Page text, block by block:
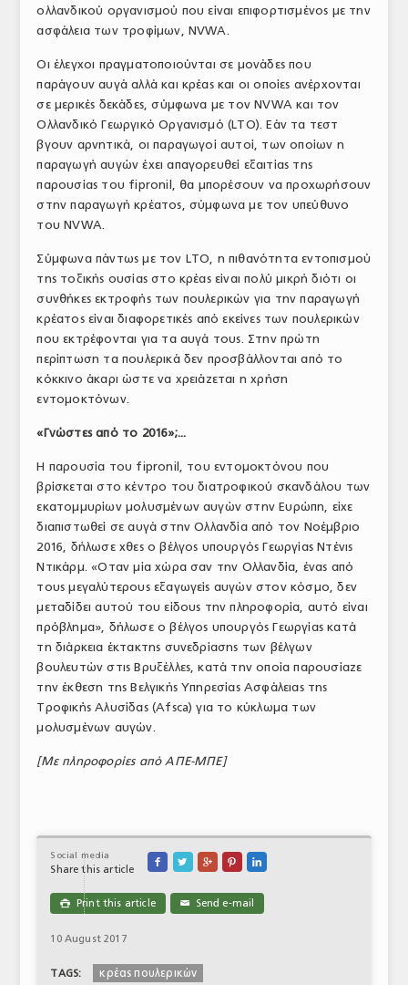
ολλανδικού οργανισμού που είναι επιφορτισμένος με την
ασφάλεια των τροφίμων, NVWA.
Οι έλεγχοι πραγματοποιούνται σε μονάδες που
παράγουν αυγά αλλά και κρέας και οι οποίες ανέρχονται
σε μερικές δεκάδες, σύμφωνα με τον NVWA και τον
Ολλανδικό Γεωργικό Οργανισμό (LTO). Εάν τα τεστ
βγουν αρνητικά, οι παραγωγοί αυτοί, των οποίων η
παραγωγή αυγών έχει απαγορευθεί εξαιτίας της
παρουσίας του fipronil, θα μπορέσουν να προχωρήσουν
στην παραγωγή κρέατος, σύμφωνα με τον υπεύθυνο
του NVWA.
Σύμφωνα πάντως με τον LTO, η πιθανότητα εντοπισμού
της τοξικής ουσίας στο κρέας είναι πολύ μικρή διότι οι
συνθήκες εκτροφής των πουλερικών για την παραγωγή
κρέατος είναι διαφορετικές από εκείνες των πουλερικών
που εκτρέφονται για τα αυγά τους. Στην πρώτη
περίπτωση τα πουλερικά δεν προσβάλλονται από το
κόκκινο άκαρι ώστε να χρειάζεται η χρήση
εντομοκτόνων.
«Γνώστες από το 2016»;...
Η παρουσία του fipronil, του εντομοκτόνου που
βρίσκεται στο κέντρο του διατροφικού σκανδάλου των
εκατομμυρίων μολυσμένων αυγών στην Ευρώπη, είχε
διαπιστωθεί σε αυγά στην Ολλανδία από τον Νοέμβριο
2016, δήλωσε χθες ο βέλγος υπουργός Γεωργίας Ντένις
Ντικάρμ. «Οταν μία χώρα σαν την Ολλανδία, ένας από
τους μεγαλύτερους εξαγωγείς αυγών στον κόσμο, δεν
μεταδίδει αυτού του είδους την πληροφορία, αυτό είναι
πρόβλημα», δήλωσε ο βέλγος υπουργός Γεωργίας κατά
τη διάρκεια έκτακτης συνεδρίασης των βέλγων
βουλευτών στις Βρυξέλλες, κατά την οποία παρουσίαζε
την έκθεση της Βελγικής Υπηρεσίας Ασφάλειας της
Τροφικής Αλυσίδας (Afsca) για το κύκλωμα των
μολυσμένων αυγών.
[Με πληροφορίες από ΑΠΕ-ΜΠΕ]
Social media
Share this article
    
 Print this article ✉ Send e-mail
10 August 2017
TAGS: κρέας πουλερικών